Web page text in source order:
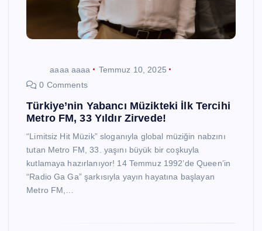
aaaa aaaa
Temmuz 10, 2025
0 Comments
Türkiye’nin Yabancı Müzikteki İlk Tercihi
Metro FM, 33 Yıldır Zirvede!
“Limitsiz Hit Müzik” sloganıyla global müziğin nabzını
tutan Metro FM, 33. yaşını büyük bir coşkuyla
kutlamaya hazırlanıyor! 14 Temmuz 1992’de Queen’in
“Radio Ga Ga” şarkısıyla yayın hayatına başlayan
Metro FM,…